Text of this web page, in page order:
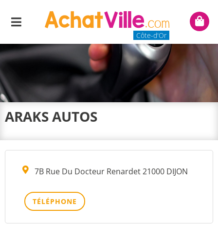
Menu
Côte-d'Or
Mon
ARAKS AUTOS
7B Rue Du Docteur Renardet 21000 DIJON
TÉLÉPHONE